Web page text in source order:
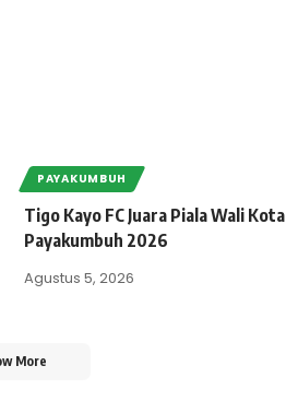
PAYAKUMBUH
Tigo Kayo FC Juara Piala Wali Kota
Payakumbuh 2026
Agustus 5, 2026
More